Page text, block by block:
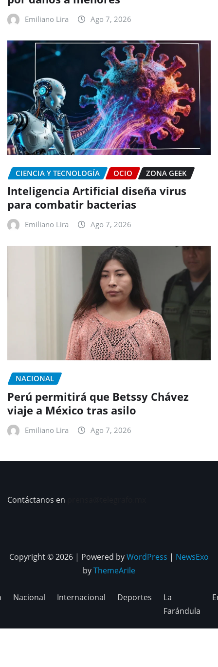
Emiliano Lira Ago 7, 2026
CIENCIA Y TECNOLOGÍA OCIO ZONA GEEK
Inteligencia Artificial diseña virus
para combatir bacterias
Emiliano Lira Ago 7, 2026
NACIONAL
Perú permitirá que Betssy Chávez
viaje a México tras asilo
Emiliano Lira Ago 7, 2026
Contáctanos en
Copyright © 2026 | Powered byWordPress | NewsExo
byThemeArile
Nacional Internacional Deportes
La
Farándula